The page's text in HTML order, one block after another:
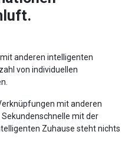
anderen intelligenten
von individuellen
mit anderen
mit der
Zuhause steht nichts